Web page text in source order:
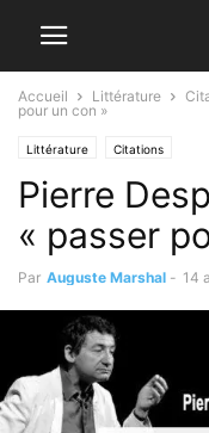
Accueil Littérature
pour un con »
Littérature Citations
Pierre
« passer
Par Auguste Marshal - 14